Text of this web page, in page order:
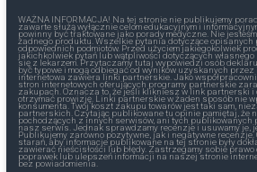
WAŻNA INFORMACJA! Na tej stronie nie publikujemy
zawarte służą wyłącznie celom edukacyjnym i
powinny być traktowane jako porady medyczne. Nie
żadnego produktu. Wszelkie pytania dotyczące opisanych
odpowiednich podmiotów. Przed użyciem jakiegokolwiek
jakichkolwiek pytań lub wątpliwości dotyczących
się z lekarzem. Przytaczamy tutaj wypowiedzi osób
być typowe i mogą odbiegać od wyników uzyskanych
internetowa zawiera linki partnerskie. Jako
stron internetowych oferujących programy partnerskie
zakupach. Oznacza to, że jeśli klikniesz w link partnerski i
otrzymać prowizję. Linki partnerskie w żaden sposób nie
konsumenta. Twój koszt zakupu towarów jest taki sam,
partnerskich. Czytając publikowane tu opinie pamiętaj, że
pochodzących z innych serwisów, ani tych publikowanych
nasz serwis. Jednak sprawdzamy recenzje i usuwamy je,
Publikujemy zarówno pozytywne, jak i negatywne recenzje.
starań, aby informacje publikowane na tej stronie były
zawierać nieścisłości lub błędy. Zastrzegamy sobie
poprawek lub ulepszeń informacji na naszej stronie
bez powiadomienia.